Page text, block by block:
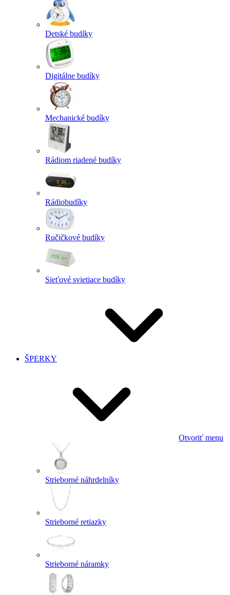
Detské budíky
Digitálne budíky
Mechanické budíky
Rádiom riadené budíky
Rádiobudíky
Ručičkové budíky
Sieťové svietiace budíky
ŠPERKY
Otvoriť menu
Strieborné náhrdelníky
Strieborné retiazky
Strieborné náramky